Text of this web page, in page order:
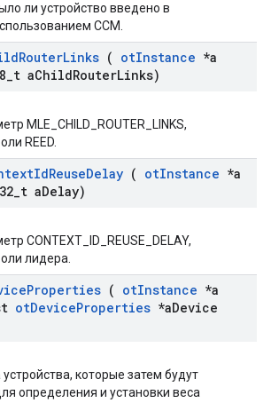
ли устройство введено в
CCM.
RouterLinks ( otInstance *a
t aChildRouterLinks)
MLE_CHILD_ROUTER_LINKS,
REED.
IdReuseDelay ( otInstance *a
t aDelay)
CONTEXT_ID_REUSE_DELAY,
лидера.
Properties ( otInstance *a
otDeviceProperties *aDevice
которые затем будут
определения и установки веса